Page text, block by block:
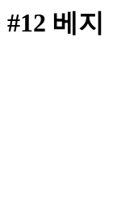
베지